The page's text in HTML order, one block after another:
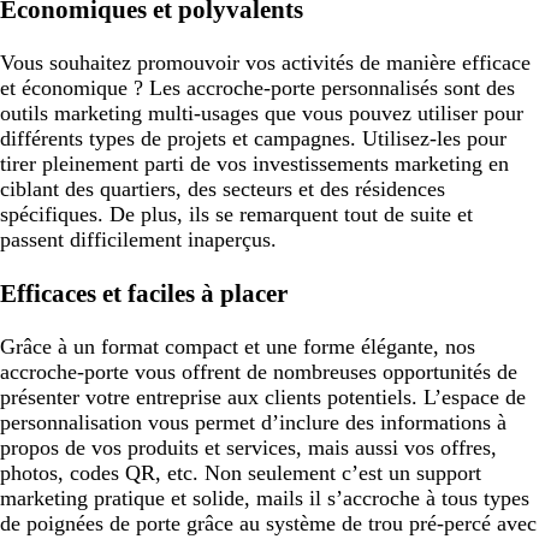
Économiques et polyvalents
Vous souhaitez promouvoir vos activités de manière efficace
et économique ? Les accroche-porte personnalisés sont des
outils marketing multi-usages que vous pouvez utiliser pour
différents types de projets et campagnes. Utilisez-les pour
tirer pleinement parti de vos investissements marketing en
ciblant des quartiers, des secteurs et des résidences
spécifiques. De plus, ils se remarquent tout de suite et
passent difficilement inaperçus.
Efficaces et faciles à placer
Grâce à un format compact et une forme élégante, nos
accroche-porte vous offrent de nombreuses opportunités de
présenter votre entreprise aux clients potentiels. L’espace de
personnalisation vous permet d’inclure des informations à
propos de vos produits et services, mais aussi vos offres,
photos, codes QR, etc. Non seulement c’est un support
marketing pratique et solide, mails il s’accroche à tous types
de poignées de porte grâce au système de trou pré-percé avec